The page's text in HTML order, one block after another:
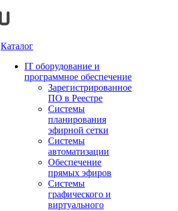
Каталог
IT оборудование и
программное обеспечение
Зарегистрированное
ПО в Реестре
Системы
планирования
эфирной сетки
Системы
автоматизации
Обеспечение
прямых эфиров
Системы
графического и
виртуального